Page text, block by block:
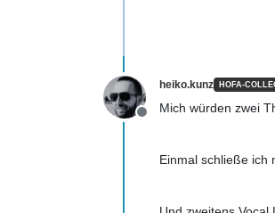
Offline
heiko.kunz HOFA-
Mich würden zwei
Einmal schließe ich